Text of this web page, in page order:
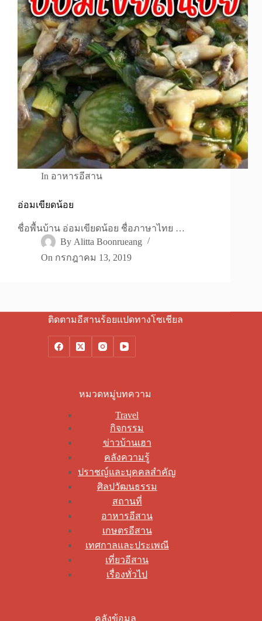
In อาหารอีสาน
อ่อมเขียดน้อย
ชื่อพื้นบ้าน อ่อมเขียดน้อย ชื่อภาษาไทย …
By Alitta Boonrueang
On กรกฎาคม 13, 2019
ติดตามอีสานร้อยแปดทางโซเชียล
หมวดหมู่บทความ
Travel
กิจกรรม
ข่าวบ้านเฮา
คลังความรู้
ปราชญ์และบุคคลสำคัญ
ศิลปวัฒนธรรม
สถานที่
อาหารอีสาน
เกษตรอีสาน
เทศกาลและประเพณี
เที่ยวอีสาน
เรื่องทั่วไป
คลังข้อมูล